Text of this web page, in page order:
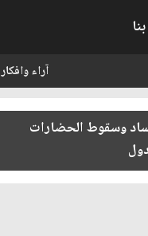
آراء وافكار
وسقوط الحضارات